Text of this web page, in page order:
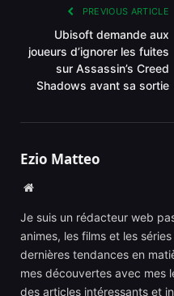
PREVIOUS ARTICLE
Ubisoft demande aux
joueurs d’ignorer les fuites
sur Assassin’s Creed
Shadows avant sa sortie
Ezio Matteo
Website
Je suis un rédacteur web
animes, les films et les
dernières tendances en
mes découvertes avec mes
des articles intéressants et